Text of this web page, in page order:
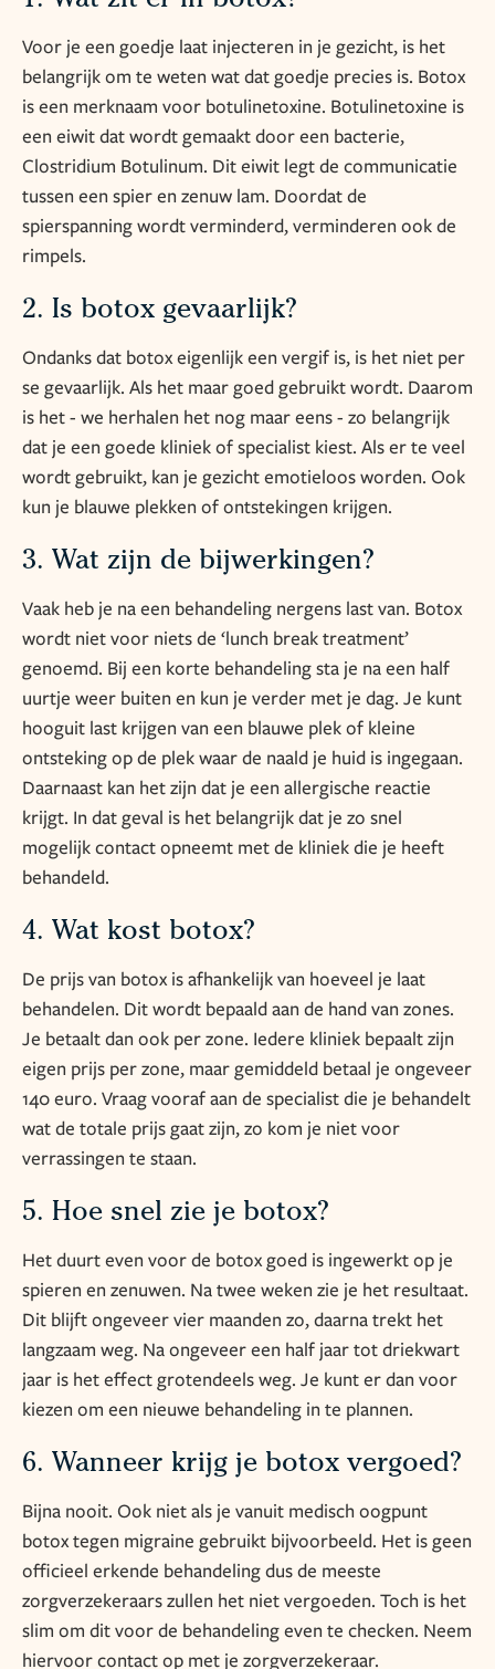
Voor je een goedje laat injecteren in je gezicht, is het
belangrijk om te weten wat dat goedje precies is. Botox
is een merknaam voor botulinetoxine. Botulinetoxine is
een eiwit dat wordt gemaakt door een bacterie,
Clostridium Botulinum. Dit eiwit legt de communicatie
tussen een spier en zenuw lam. Doordat de
spierspanning wordt verminderd, verminderen ook de
rimpels.
2. Is botox gevaarlijk?
Ondanks dat botox eigenlijk een vergif is, is het niet per
se gevaarlijk. Als het maar goed gebruikt wordt. Daarom
is het - we herhalen het nog maar eens - zo belangrijk
dat je een goede kliniek of specialist kiest. Als er te veel
wordt gebruikt, kan je gezicht emotieloos worden. Ook
kun je blauwe plekken of ontstekingen krijgen.
3. Wat zijn de bijwerkingen?
Vaak heb je na een behandeling nergens last van. Botox
wordt niet voor niets de ‘lunch break treatment’
genoemd. Bij een korte behandeling sta je na een half
uurtje weer buiten en kun je verder met je dag. Je kunt
hooguit last krijgen van een blauwe plek of kleine
ontsteking op de plek waar de naald je huid is ingegaan.
Daarnaast kan het zijn dat je een allergische reactie
krijgt. In dat geval is het belangrijk dat je zo snel
mogelijk contact opneemt met de kliniek die je heeft
behandeld.
4. Wat kost botox?
De prijs van botox is afhankelijk van hoeveel je laat
behandelen. Dit wordt bepaald aan de hand van zones.
Je betaalt dan ook per zone. Iedere kliniek bepaalt zijn
eigen prijs per zone, maar gemiddeld betaal je ongeveer
140 euro. Vraag vooraf aan de specialist die je behandelt
wat de totale prijs gaat zijn, zo kom je niet voor
verrassingen te staan.
5. Hoe snel zie je botox?
Het duurt even voor de botox goed is ingewerkt op je
spieren en zenuwen. Na twee weken zie je het resultaat.
Dit blijft ongeveer vier maanden zo, daarna trekt het
langzaam weg. Na ongeveer een half jaar tot driekwart
jaar is het effect grotendeels weg. Je kunt er dan voor
kiezen om een nieuwe behandeling in te plannen.
6. Wanneer krijg je botox vergoed?
Bijna nooit. Ook niet als je vanuit medisch oogpunt
botox tegen migraine gebruikt bijvoorbeeld. Het is geen
officieel erkende behandeling dus de meeste
zorgverzekeraars zullen het niet vergoeden. Toch is het
slim om dit voor de behandeling even te checken. Neem
hiervoor contact op met je zorgverzekeraar.